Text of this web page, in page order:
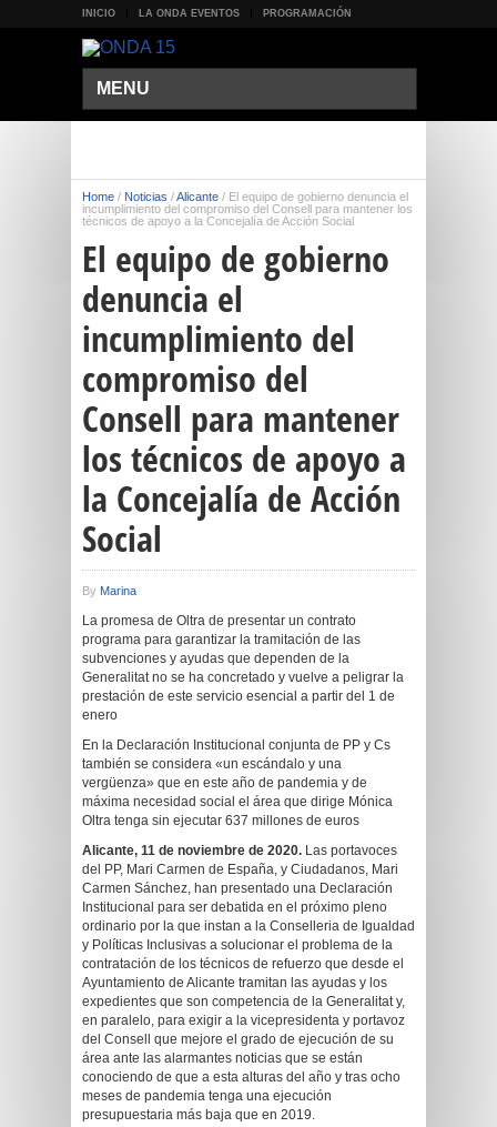
INICIO LA ONDA EVENTOS PROGRAMACIÓN
MENU
Home / Noticias /Alicante / El equipo de gobierno denuncia el
incumplimiento del compromiso del Consell para mantener los
técnicos de apoyo a la Concejalía de Acción Social
El equipo de gobierno
denuncia el
incumplimiento del
compromiso del
Consell para mantener
los técnicos de apoyo a
la Concejalía de Acción
Social
By Marina
La promesa de Oltra de presentar un contrato
programa para garantizar la tramitación de las
subvenciones y ayudas que dependen de la
Generalitat no se ha concretado y vuelve a peligrar la
prestación de este servicio esencial a partir del 1 de
enero
En la Declaración Institucional conjunta de PP y Cs
también se considera «un escándalo y una
vergüenza» que en este año de pandemia y de
máxima necesidad social el área que dirige Mónica
Oltra tenga sin ejecutar 637 millones de euros
Alicante, 11 de noviembre de 2020. Las portavoces
del PP, Mari Carmen de España, y Ciudadanos, Mari
Carmen Sánchez, han presentado una Declaración
Institucional para ser debatida en el próximo pleno
ordinario por la que instan a la Conselleria de Igualdad
y Políticas Inclusivas a solucionar el problema de la
contratación de los técnicos de refuerzo que desde el
Ayuntamiento de Alicante tramitan las ayudas y los
expedientes que son competencia de la Generalitat y,
en paralelo, para exigir a la vicepresidenta y portavoz
del Consell que mejore el grado de ejecución de su
área ante las alarmantes noticias que se están
conociendo de que a esta alturas del año y tras ocho
meses de pandemia tenga una ejecución
presupuestaria más baja que en 2019.